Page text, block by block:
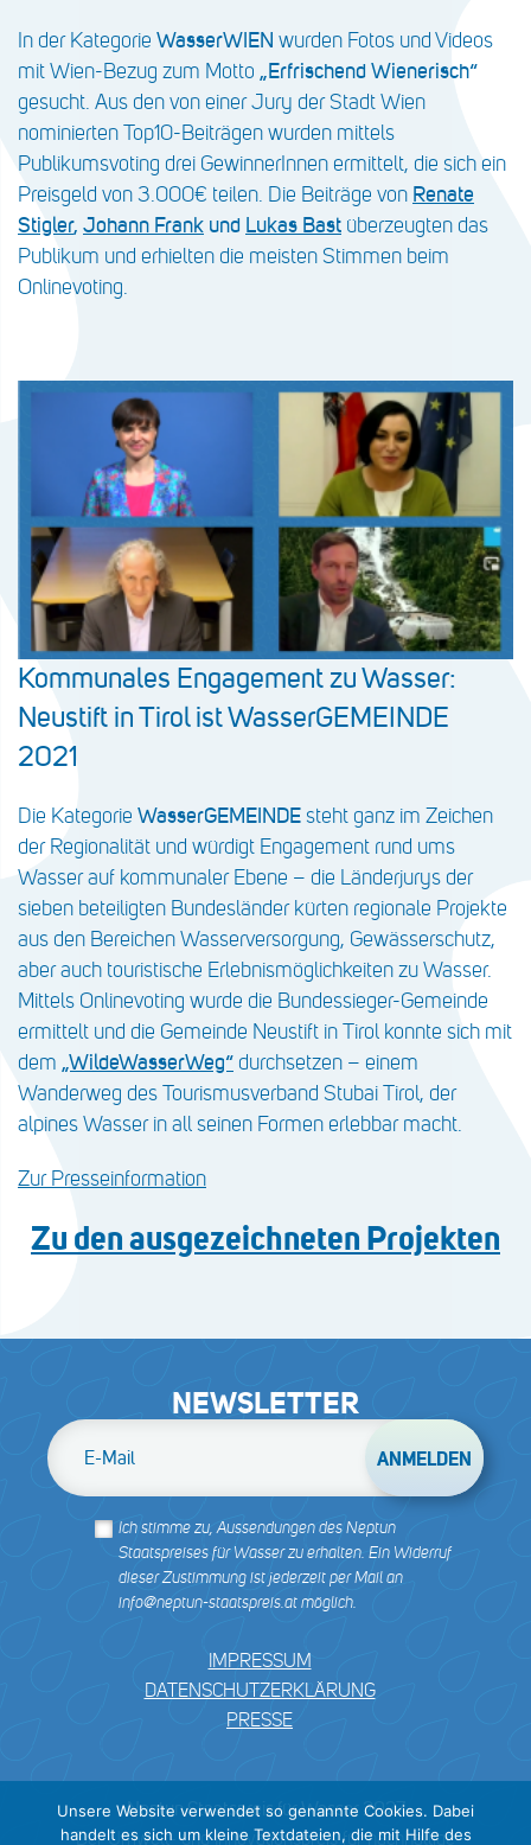
In der Kategorie WasserWIEN wurden Fotos und Videos
mit Wien-Bezug zum Motto „Erfrischend Wienerisch“
gesucht. Aus den von einer Jury der Stadt Wien
nominierten Top10-Beiträgen wurden mittels
Publikumsvoting drei GewinnerInnen ermittelt, die sich ein
Preisgeld von 3.000€ teilen. Die Beiträge von Renate
Stigler, Johann Frank und Lukas Bast überzeugten das
Publikum und erhielten die meisten Stimmen beim
Onlinevoting.
Kommunales Engagement zu Wasser:
Neustift in Tirol ist WasserGEMEINDE
2021
Die Kategorie WasserGEMEINDEsteht ganz im Zeichen
der Regionalität und würdigt Engagement rund ums
Wasser auf kommunaler Ebene – die Länderjurys der
sieben beteiligten Bundesländer kürten regionale Projekte
aus den Bereichen Wasserversorgung, Gewässerschutz,
aber auch touristische Erlebnismöglichkeiten zu Wasser.
Mittels Onlinevoting wurde die Bundessieger-Gemeinde
ermittelt und die Gemeinde Neustift in Tirol konnte sich mit
dem „WildeWasserWeg“ durchsetzen – einem
Wanderweg des Tourismusverband Stubai Tirol, der
alpines Wasser in all seinen Formen erlebbar macht.
Zur Presseinformation
Zu den ausgezeichneten Projekten
IMPRESSUM
DATENSCHUTZERKLÄRUNG
PRESSE
Neptun Staatspreis für Wasser 2027
Der Umwelt- und Innovationspreis für nachhaltige
NEWSLETTER
E-Mail
Ich stimme zu, Aussendungen des Neptun
Staatspreises für Wasser zu erhalten. Ein Widerruf
dieser Zustimmung ist jederzeit per Mail an
info@neptun-staatspreis.at möglich.
Unsere Website verwendet so genannte Cookies. Dabei
handelt es sich um kleine Textdateien, die mit Hilfe des